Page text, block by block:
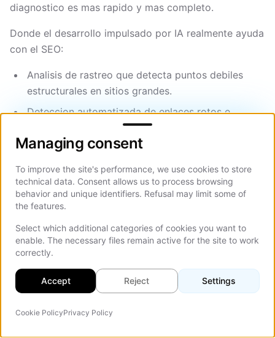
diagnostico es mas rapido y mas completo.
Donde el desarrollo impulsado por IA realmente ayuda
con el SEO:
Analisis de rastreo que detecta puntos debiles
estructurales en sitios grandes.
Deteccion automatizada de enlaces rotos e
identificacion de cadenas de redireccion.
Monitoreo de rendimiento que atrapa regresiones
de Core Web Vitals antes de que hundan los
rankings.
Validacion masiva de metadatos, detectando
etiquetas sobredimensionadas.
Reconocimiento de patrones en datos de Search
Console que revela oportunidades de ranking.
El valor real no esta en ninguna herramienta unica.
Esta en el bucle de retroalimentacion: la IA saca a la
Managing consent
Managing consent
To improve the site's performance, we use cookies to store
technical data. Consent allows us to process browsing
behavior and unique identifiers. Refusal may limit some of
the features.
Select which additional categories of cookies you want to
enable. The necessary files remain active for the site to work
correctly.
Accept Reject Settings
Cookie PolicyPrivacy Policy